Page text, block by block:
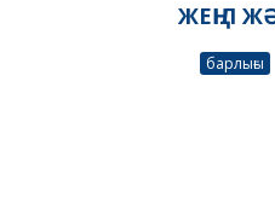
ЖЕҢІЛ
барлығы